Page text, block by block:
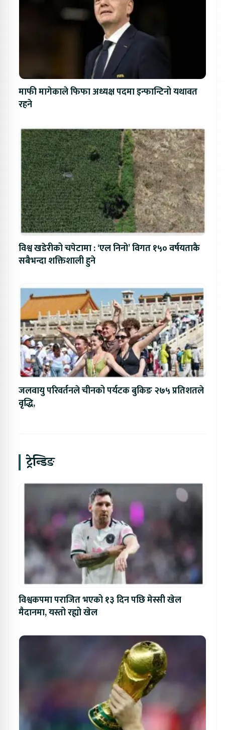
माफी मागेकाले फिफा अध्यक्ष पदमा इन्फान्टिनो यथावत
रहने
विश्व खडेरीको चपेटामा : ‘एल निनो’ विगत १५० वर्षयताकै
सबैभन्दा शक्तिशाली हुने
जलवायु परिवर्तनले चीनको पर्यटक बुकिङ २७५ प्रतिशतले
वृद्धि,
ट्रेन्डिङ
विश्वकपमा पराजित भएको १३ दिन पछि मेस्सी खेल
मैदानमा, यस्तो रह्यो खेल